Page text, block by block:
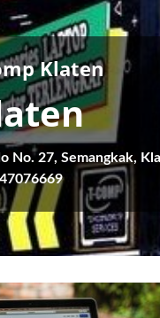
Klaten
No. 27, Semangkak,